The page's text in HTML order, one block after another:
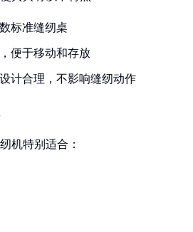
标准缝纫桌
便于移动和存放
计合理，不影响缝纫动作
机特别适合：